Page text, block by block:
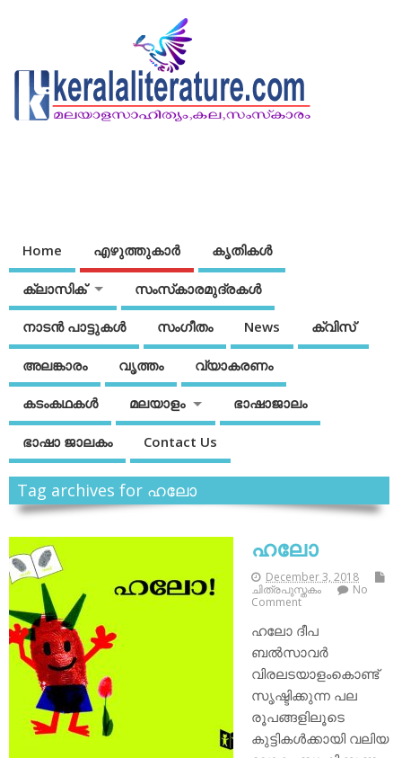
Home എഴുത്തുകാര്‍ കൃതികൾ
ക്ലാസിക് സംസ്‌കാരമുദ്രകള്‍
നാടന്‍ പാട്ടുകള്‍ സംഗീതം News ക്വിസ്
അലങ്കാരം വൃത്തം വ്യാകരണം
കടംകഥകള്‍ മലയാളം ഭാഷാജാലം
ഭാഷാ ജാലകം Contact Us
Tag archives for ഹലോ
ഹലോ
December 3, 2018
ചിത്രപുസ്തകം
No
Comment
ഹലോ ദീപ
ബല്‍സാവര്‍
വിരലടയാളംകൊണ്ട്
സൃഷ്ടിക്കുന്ന പല
രൂപങ്ങളിലൂടെ
കുട്ടികള്‍ക്കായി വലിയ